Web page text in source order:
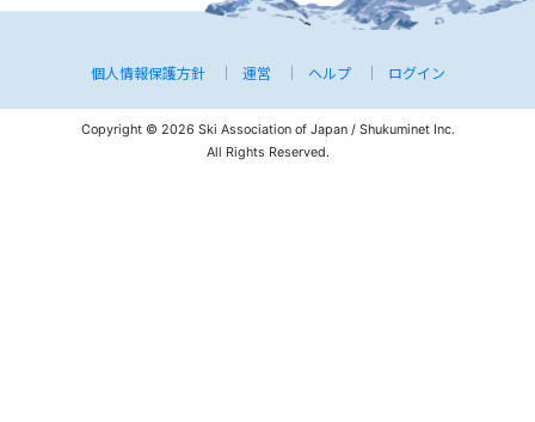
個人情報保護方針 運営 ヘルプ ログイン
Copyright © 2026 Ski Association of Japan / Shukuminet Inc.
All Rights Reserved.